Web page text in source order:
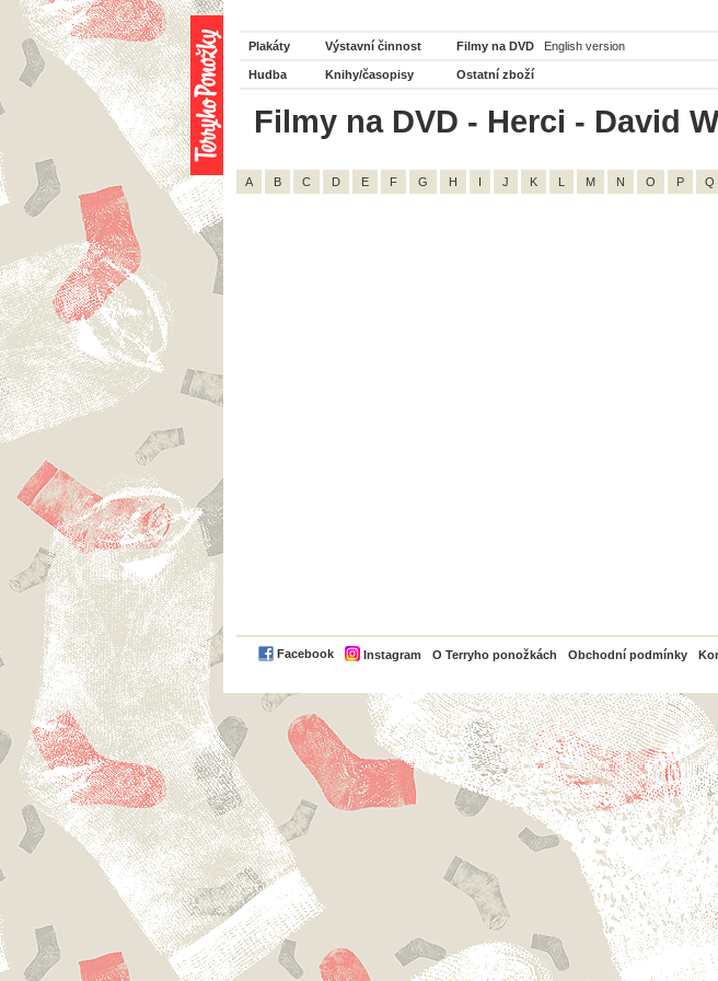
Plakáty Výstavní činnost Filmy na DVD English version
Hudba Knihy/časopisy Ostatní zboží
Filmy na DVD - Herci - David
A B C D E F G H I J K L M N O P Q
Facebook Instagram O Terryho ponožkách Obchodní podmínky
PayPal